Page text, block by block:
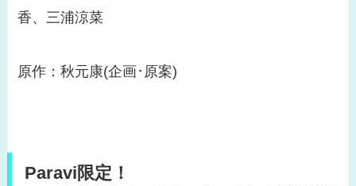
香、三浦涼菜
原作：秋元康(企画･原案)
Paravi限定！